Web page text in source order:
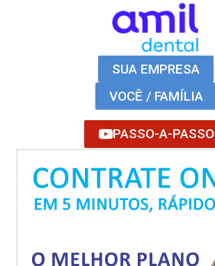
SUA EMPRESA
VOCÊ / FAMÍLIA
PASSO-A-PASSO